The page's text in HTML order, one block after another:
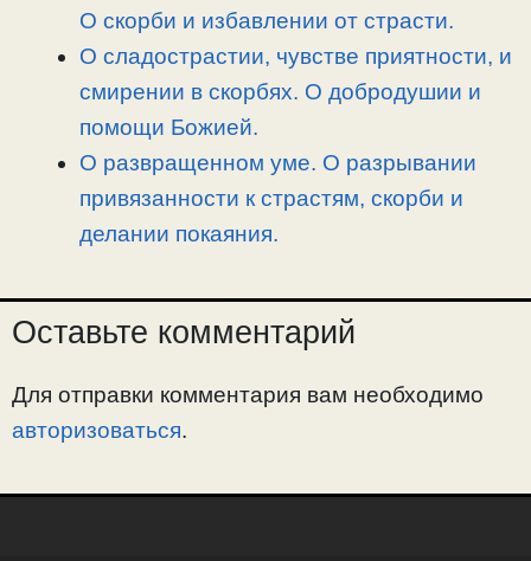
О скорби и избавлении от страсти.
О сладострастии, чувстве приятности, и
смирении в скорбях. О добродушии и
помощи Божией.
О развращенном уме. О разрывании
привязанности к страстям, скорби и
делании покаяния.
Оставьте комментарий
Для отправки комментария вам необходимо
авторизоваться.